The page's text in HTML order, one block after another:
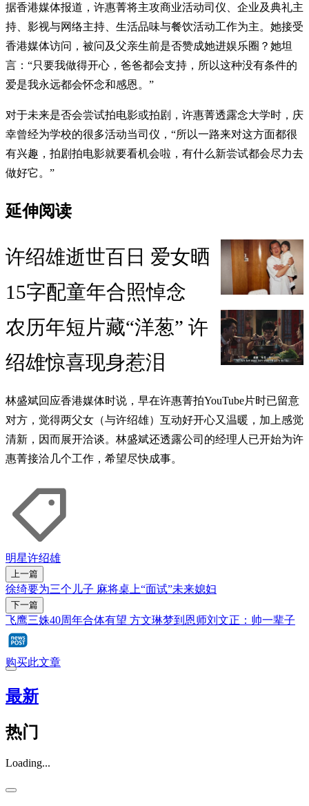
据香港媒体报道，许惠菁将主攻商业活动司仪、企业及典礼主
持、影视与网络主持、生活品味与餐饮活动工作为主。她接受
香港媒体访问，被问及父亲生前是否赞成她进娱乐圈？她坦
言：“只要我做得开心，爸爸都会支持，所以这种没有条件的
爱是我永远都会怀念和感恩。”
对于未来是否会尝试拍电影或拍剧，许惠菁透露念大学时，庆
幸曾经为学校的很多活动当司仪，“所以一路来对这方面都很
有兴趣，拍剧拍电影就要看机会啦，有什么新尝试都会尽力去
做好它。”
延伸阅读
许绍雄逝世百日 爱女晒
15字配童年合照悼念
农历年短片藏“洋葱” 许
绍雄惊喜现身惹泪
林盛斌回应香港媒体时说，早在许惠菁拍YouTube片时已留意
对方，觉得两父女（与许绍雄）互动好开心又温暖，加上感觉
清新，因而展开洽谈。林盛斌还透露公司的经理人已开始为许
惠菁接洽几个工作，希望尽快成事。
明星许绍雄
上一篇
徐绮要为三个儿子 麻将桌上“面试”未来媳妇
下一篇
飞鹰三姝40周年合体有望 方文琳梦到恩师刘文正：帅一辈子
购买此文章
最新
热门
Loading...